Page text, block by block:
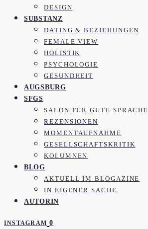
DESIGN
SUBSTANZ
DATING & BEZIEHUNGEN
FEMALE VIEW
HOLISTIK
PSYCHOLOGIE
GESUNDHEIT
AUGSBURG
SFGS
SALON FÜR GUTE SPRACHE
REZENSIONEN
MOMENTAUFNAHME
GESELLSCHAFTSKRITIK
KOLUMNEN
BLOG
AKTUELL IM BLOGAZINE
IN EIGENER SACHE
AUTORIN
INSTAGRAM 0